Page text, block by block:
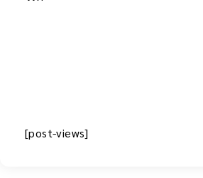
[post-views]